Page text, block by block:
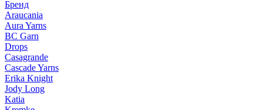
Бренд
Araucania
Aura Yarns
BC Garn
Drops
Casagrande
Cascade Yarns
Erika Knight
Jody Long
Katia